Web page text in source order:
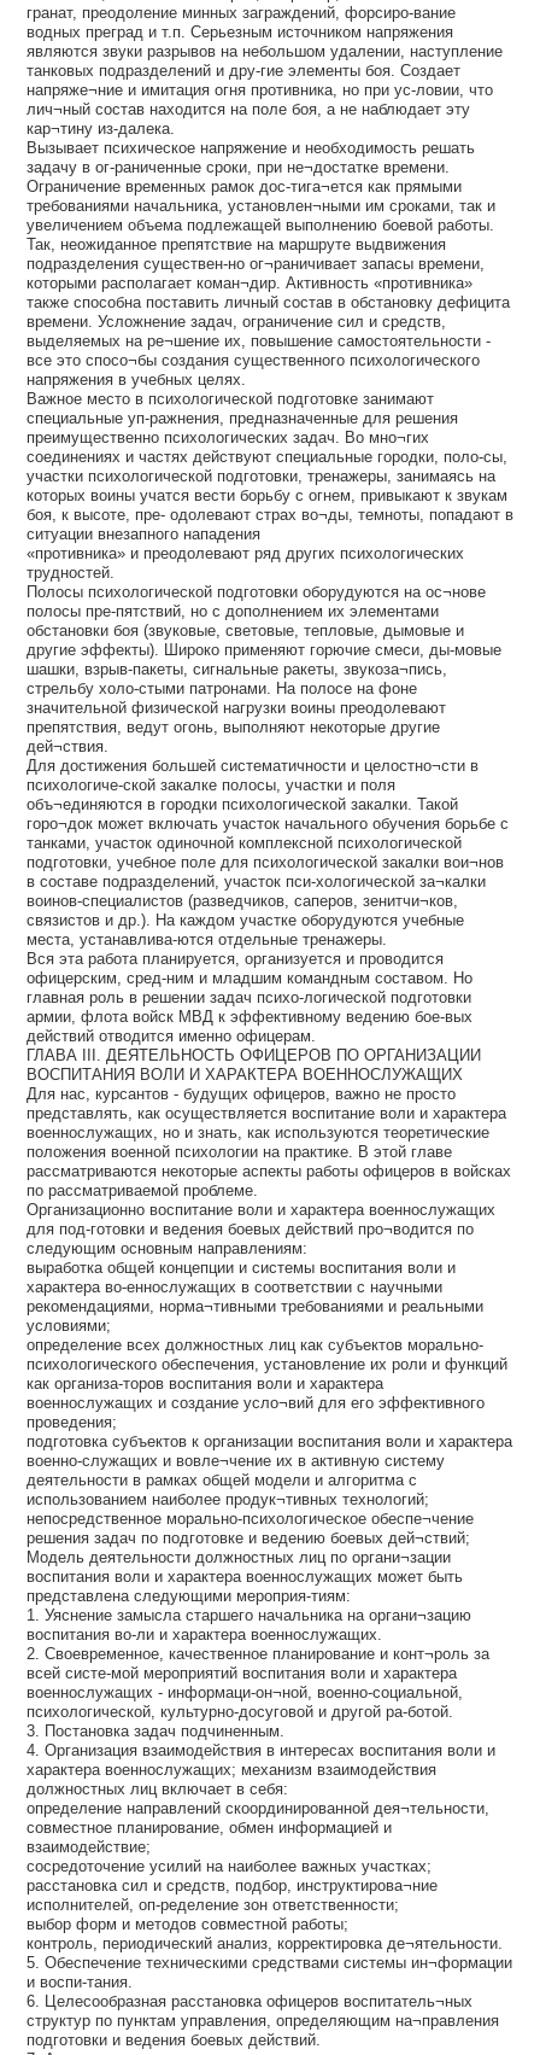
гранат, преодоление минных заграждений, форсиро-вание
водных преград и т.п. Серьезным источником напряжения
являются звуки разрывов на небольшом удалении, наступление
танковых подразделений и дру-гие элементы боя. Создает
напряже¬ние и имитация огня противника, но при ус-ловии, что
лич¬ный состав находится на поле боя, а не наблюдает эту
кар¬тину из-далека.
Вызывает психическое напряжение и необходимость решать
задачу в ог-раниченные сроки, при не¬достатке времени.
Ограничение временных рамок дос-тига¬ется как прямыми
требованиями начальника, установлен¬ными им сроками, так и
увеличением объема подлежащей выполнению боевой работы.
Так, неожиданное препятствие на маршруте выдвижения
подразделения существен-но ог¬раничивает запасы времени,
которыми располагает коман¬дир. Активность «противника»
также способна поставить личный состав в обстановку дефицита
времени. Усложнение задач, ограничение сил и средств,
выделяемых на ре¬шение их, повышение самостоятельности -
все это спосо¬бы создания существенного психологического
напряжения в учебных целях.
Важное место в психологической подготовке занимают
специальные уп-ражнения, предназначенные для решения
преимущественно психологических задач. Во мно¬гих
соединениях и частях действуют специальные городки, поло-сы,
участки психологической подготовки, тренажеры, занимаясь на
которых воины учатся вести борьбу с огнем, привыкают к звукам
боя, к высоте, пре- одолевают страх во¬ды, темноты, попадают в
ситуации внезапного нападения
«противника» и преодолевают ряд других психологических
трудностей.
Полосы психологической подготовки оборудуются на ос¬нове
полосы пре-пятствий, но с дополнением их элементами
обстановки боя (звуковые, световые, тепловые, дымовые и
другие эффекты). Широко применяют горючие смеси, ды-мовые
шашки, взрыв-пакеты, сигнальные ракеты, звукоза¬пись,
стрельбу холо-стыми патронами. На полосе на фоне
значительной физической нагрузки воины преодолевают
препятствия, ведут огонь, выполняют некоторые другие
дей¬ствия.
Для достижения большей систематичности и целостно¬сти в
психологиче-ской закалке полосы, участки и поля
объ¬единяются в городки психологической закалки. Такой
горо¬док может включать участок начального обучения борьбе с
танками, участок одиночной комплексной психологической
подготовки, учебное поле для психологической закалки вои¬нов
в составе подразделений, участок пси-хологической за¬калки
воинов-специалистов (разведчиков, саперов, зенитчи¬ков,
связистов и др.). На каждом участке оборудуются учебные
места, устанавлива-ются отдельные тренажеры.
Вся эта работа планируется, организуется и проводится
офицерским, сред-ним и младшим командным составом. Но
главная роль в решении задач психо-логической подготовки
армии, флота войск МВД к эффективному ведению бое-вых
действий отводится именно офицерам.
ГЛАВА III. ДЕЯТЕЛЬНОСТЬ ОФИЦЕРОВ ПО ОРГАНИЗАЦИИ
ВОСПИТАНИЯ ВОЛИ И ХАРАКТЕРА ВОЕННОСЛУЖАЩИХ
Для нас, курсантов - будущих офицеров, важно не просто
представлять, как осуществляется воспитание воли и характера
военнослужащих, но и знать, как используются теоретические
положения военной психологии на практике. В этой главе
рассматриваются некоторые аспекты работы офицеров в войсках
по рассматриваемой проблеме.
Организационно воспитание воли и характера военнослужащих
для под-готовки и ведения боевых действий про¬водится по
следующим основным направлениям:
выработка общей концепции и системы воспитания воли и
характера во-еннослужащих в соответствии с научными
рекомендациями, норма¬тивными требованиями и реальными
условиями;
определение всех должностных лиц как субъектов морально-
психологического обеспечения, установление их роли и функций
как организа-торов воспитания воли и характера
военнослужащих и создание усло¬вий для его эффективного
проведения;
подготовка субъектов к организации воспитания воли и характера
военно-служащих и вовле¬чение их в активную систему
деятельности в рамках общей модели и алгоритма с
использованием наиболее продук¬тивных технологий;
непосредственное морально-психологическое обеспе¬чение
решения задач по подготовке и ведению боевых дей¬ствий;
Модель деятельности должностных лиц по органи¬зации
воспитания воли и характера военнослужащих может быть
представлена следующими мероприя-тиям:
1. Уяснение замысла старшего начальника на органи¬зацию
воспитания во-ли и характера военнослужащих.
2. Своевременное, качественное планирование и конт¬роль за
всей систе-мой мероприятий воспитания воли и характера
военнослужащих - информаци-он¬ной, военно-социальной,
психологической, культурно-досуговой и другой ра-ботой.
3. Постановка задач подчиненным.
4. Организация взаимодействия в интересах воспитания воли и
характера военнослужащих; механизм взаимодействия
должностных лиц включает в себя:
определение направлений скоординированной дея¬тельности,
совместное планирование, обмен информацией и
взаимодействие;
сосредоточение усилий на наиболее важных участках;
расстановка сил и средств, подбор, инструктирова¬ние
исполнителей, оп-ределение зон ответственности;
выбор форм и методов совместной работы;
контроль, периодический анализ, корректировка де¬ятельности.
5. Обеспечение техническими средствами системы ин¬формации
и воспи-тания.
6. Целесообразная расстановка офицеров воспитатель¬ных
структур по пунктам управления, определяющим на¬правления
подготовки и ведения боевых действий.